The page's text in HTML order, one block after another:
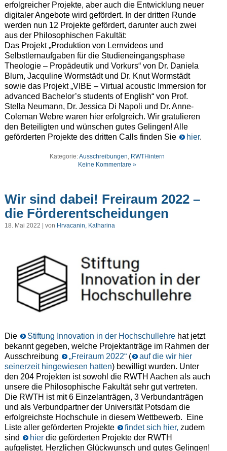
erfolgreicher Projekte, aber auch die Entwicklung neuer
digitaler Angebote wird gefördert. In der dritten Runde
werden nun 12 Projekte gefördert, darunter auch zwei
aus der Philosophischen Fakultät:
Das Projekt „Produktion von Lernvideos und
Selbstlernaufgaben für die Studieneingangsphase
Theologie – Propädeutik und Vorkurs“ von Dr. Daniela
Blum, Jacquline Wormstädt und Dr. Knut Wormstädt
sowie das Projekt „VIBE – Virtual acoustic Immersion for
advanced Bachelor’s students of English“ von Prof.
Stella Neumann, Dr. Jessica Di Napoli und Dr. Anne-
Coleman Webre waren hier erfolgreich. Wir gratulieren
den Beteiligten und wünschen gutes Gelingen! Alle
geförderten Projekte des dritten Calls finden Sie
hier.
Kategorie:Ausschreibungen, RWTHintern
Keine Kommentare »
Wir sind dabei! Freiraum 2022 –
die Förderentscheidungen
18. Mai 2022 | von Hrvacanin, Katharina
Die Stiftung Innovation in der Hochschullehrehat jetzt
bekannt gegeben, welche Projektanträge im Rahmen der
Ausschreibung
„Freiraum 2022“(
auf die wir hier
seinerzeit hingewiesen hatten) bewilligt wurden. Unter
den 204 Projekten ist sowohl die RWTH Aachen als auch
unsere die Philosophische Fakultät sehr gut vertreten.
Die RWTH ist mit 6 Einzelanträgen, 3 Verbundanträgen
und als Verbundpartner der Universität Potsdam die
erfolgreichste Hochschule in diesem Wettbewerb. Eine
Liste aller geförderten Projekte
findet sich hier, zudem
sind
hierdie geförderten Projekte der RWTH
aufgelistet. Herzlichen Glückwunsch und gutes Gelingen!